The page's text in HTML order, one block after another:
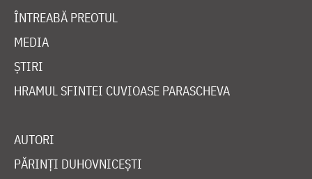
ÎNTREABĂ PREOTUL
MEDIA
ȘTIRI
HRAMUL SFINTEI CUVIOASE PARASCHEVA
AUTORI
PĂRINȚI DUHOVNICEȘTI